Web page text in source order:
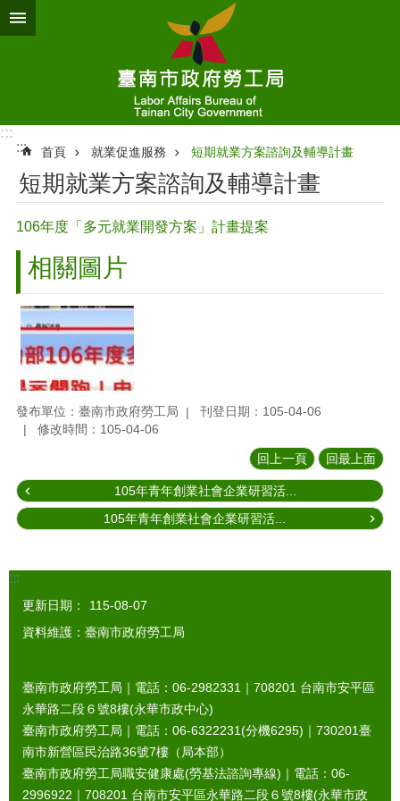
跳到主要內容區塊
:::
:::
首頁 就業促進服務 短期就業方案諮詢及輔導計畫
短期就業方案諮詢及輔導計畫
106年度「多元就業開發方案」計畫提案
相關圖片
發布單位：臺南市政府勞工局
刊登日期：105-04-06
修改時間：105-04-06
回上一頁 回最上面
105年青年創業社會企業研習活...
105年青年創業社會企業研習活...
:::
更新日期：
115-08-07
資料維護：臺南市政府勞工局
臺南市政府勞工局｜電話：06-2982331｜ 708201 台南市安平區
永華路二段６號8樓(永華市政中心)
臺南市政府勞工局｜電話：06-6322231(分機6295)｜ 730201臺
南市新營區民治路36號7樓（局本部）
臺南市政府勞工局職安健康處(勞基法諮詢專線)｜電話：06-
2996922｜ 708201 台南市安平區永華路二段６號8樓(永華市政